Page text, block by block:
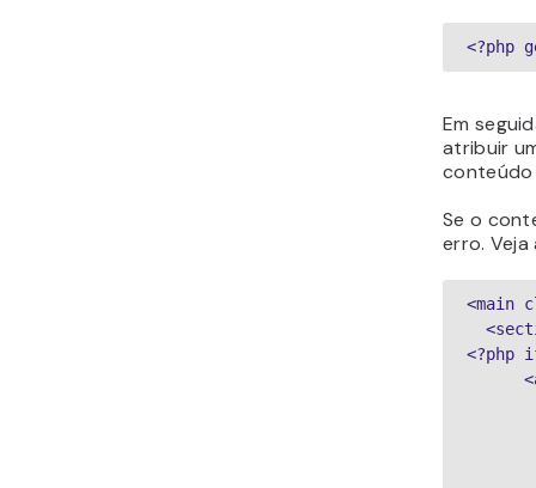
<?php
Em
atribuir
conteúdo
Se o
erro.
<main
<?php